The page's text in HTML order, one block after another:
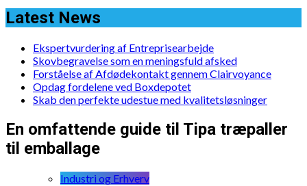
Latest News
Ekspertvurdering af Entreprisearbejde
Skovbegravelse som en meningsfuld afsked
Forståelse af Afdødekontakt gennem Clairvoyance
Opdag fordelene ved Boxdepotet
Skab den perfekte udestue med kvalitetsløsninger
En omfattende guide til Tipa træpaller
til emballage
Industri og Erhverv